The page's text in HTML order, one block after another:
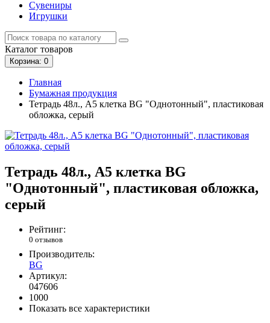
Сувениры
Игрушки
Каталог товаров
Корзина: 0
Главная
Бумажная продукция
Тетрадь 48л., А5 клетка BG "Однотонный", пластиковая
обложка, серый
Тетрадь 48л., А5 клетка BG
"Однотонный", пластиковая обложка,
серый
Рейтинг:
0 отзывов
Производитель:
BG
Артикул:
047606
1000
Показать все характеристики